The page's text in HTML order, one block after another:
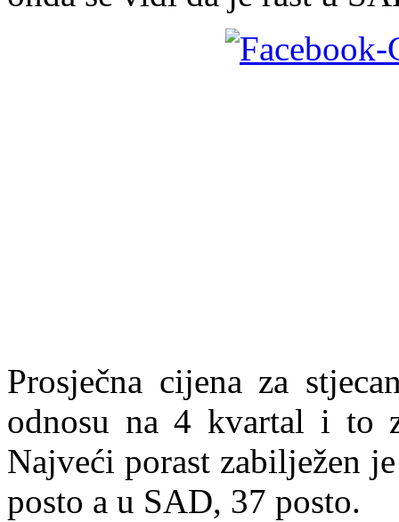
Prosječna cijena za
odnosu na 4 kvartal i to
Najveći porast zabilježen
posto a u SAD, 37 posto.